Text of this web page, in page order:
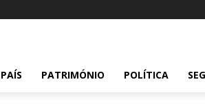
PAÍS PATRIMÓNIO POLÍTICA